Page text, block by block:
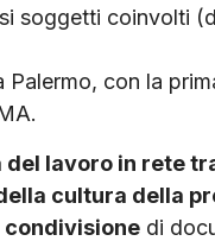
soggetti coinvolti
con la
del lavoro in rete
cultura della
condivisione di